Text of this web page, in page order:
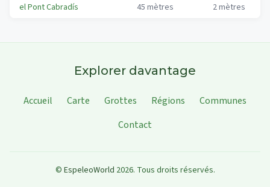
el Pont Cabradís
45 mètres 2mètres
Explorer davantage
Accueil Carte Grottes Régions
Communes
Contact
© EspeleoWorld 2026. Tous droits réservés.